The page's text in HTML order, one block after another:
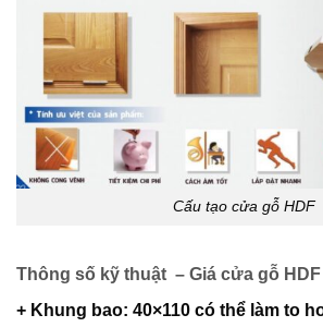
Cấu tạo cửa gỗ HDF
Thông số kỹ thuật – Giá cửa gỗ
+ Khung bao: 40×110 có thể làm to